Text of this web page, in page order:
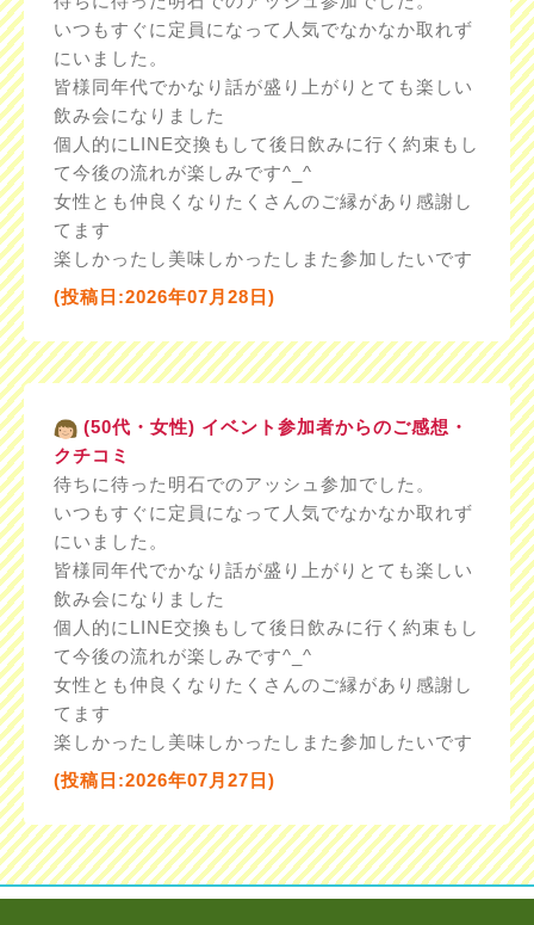
いつもすぐに定員になって人気でなかなか取れず
にいました。
皆様同年代でかなり話が盛り上がりとても楽しい
飲み会になりました
個人的にLINE交換もして後日飲みに行く約束もし
て今後の流れが楽しみです^_^
女性とも仲良くなりたくさんのご縁があり感謝し
てます
楽しかったし美味しかったしまた参加したいです
(投稿日:2026年07月28日)
(50代・女性) イベント参加者からのご感想・
クチコミ
待ちに待った明石でのアッシュ参加でした。
いつもすぐに定員になって人気でなかなか取れず
にいました。
皆様同年代でかなり話が盛り上がりとても楽しい
飲み会になりました
個人的にLINE交換もして後日飲みに行く約束もし
て今後の流れが楽しみです^_^
女性とも仲良くなりたくさんのご縁があり感謝し
てます
楽しかったし美味しかったしまた参加したいです
(投稿日:2026年07月27日)